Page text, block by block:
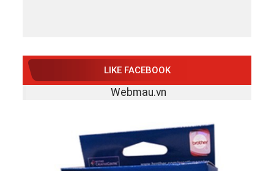
LIKE FACEBOOK
Webmau.vn